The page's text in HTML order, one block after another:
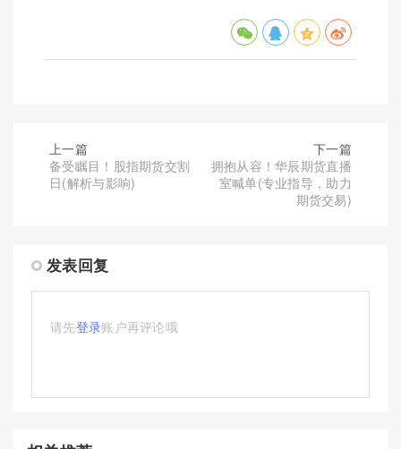
上一篇
备受瞩目！股指期货交割
日(解析与影响)
下一篇
拥抱从容！华辰期货直播
室喊单(专业指导，助力
期货交易)
发表回复
请先登录账户再评论哦